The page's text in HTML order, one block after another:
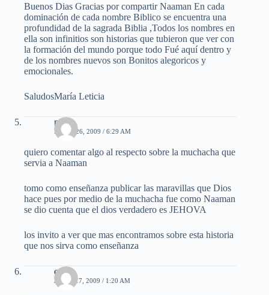
Buenos Dias Gracias por compartir Naaman En cada
dominación de cada nombre Biblico se encuentra una
profundidad de la sagrada Biblia ,Todos los nombres en
ella son infinitios son historias que tubieron que ver con
la formación del mundo porque todo Fué aquí dentro y
de los nombres nuevos son Bonitos alegoricos y
emocionales.
SaludosMaría Leticia
mael
MAYO 26, 2009 / 6:29 AM
quiero comentar algo al respecto sobre la muchacha que
servia a Naaman
tomo como enseñanza publicar las maravillas que Dios
hace pues por medio de la muchacha fue como Naaman
se dio cuenta que el dios verdadero es JEHOVA
los invito a ver que mas encontramos sobre esta historia
que nos sirva como enseñanza
enoc
JUNIO 17, 2009 / 1:20 AM